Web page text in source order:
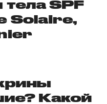
тела SPF
Solaire,
Какой